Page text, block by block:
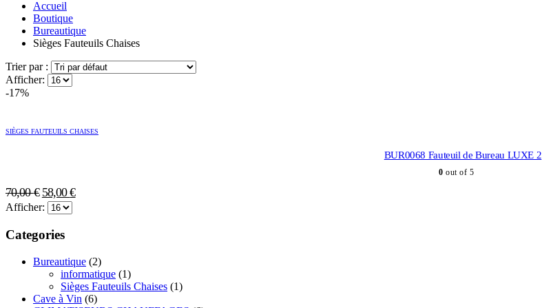
Accueil
Boutique
Bureautique
Sièges Fauteuils Chaises
Trier par :
Afficher:
-17%
SIÈGES FAUTEUILS CHAISES
BUR0068 Fauteuil de Bureau LUXE 2
0 out of 5
70,00€ Le
prix
était :
58,00€Le
Afficher:
Categories
Bureautique (2)
informatique (1)
Sièges Fauteuils Chaises (1)
Cave à Vin (6)